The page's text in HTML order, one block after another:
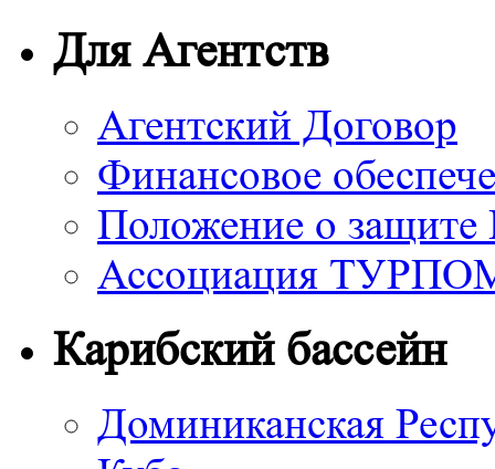
Для Агентств
Агентский Договор
Финансовое
Положение о
Ассоциация
Карибский бассейн
Доминиканская